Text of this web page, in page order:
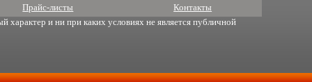
Прайс-листы
Контакты
характер и ни при каких условиях не является публичной